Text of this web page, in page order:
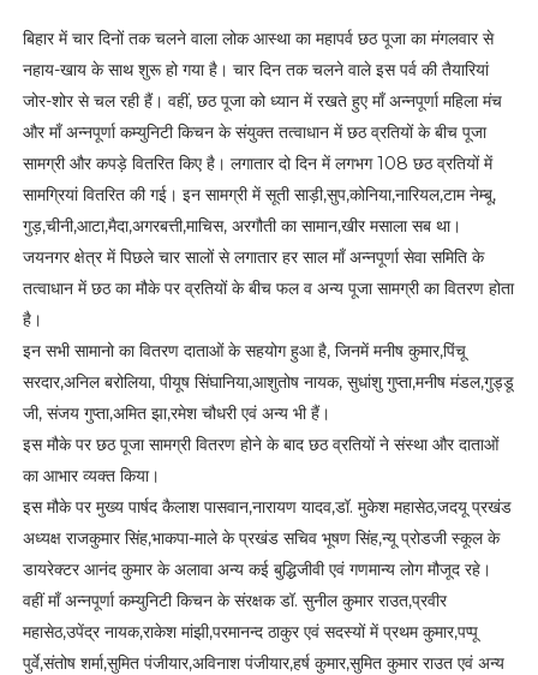
बिहार में चार दिनों तक चलने वाला लोक आस्था का महापर्व छठ पूजा का मंगलवार से
नहाय-खाय के साथ शुरू हो गया है। चार दिन तक चलने वाले इस पर्व की तैयारियां
जोर-शोर से चल रही हैं। वहीं, छठ पूजा को ध्यान में रखते हुए माँ अन्नपूर्णा महिला मंच
और माँ अन्नपूर्णा कम्युनिटी किचन के संयुक्त तत्वाधान में छठ व्रतियों के बीच पूजा
सामग्री और कपड़े वितरित किए है। लगातार दो दिन में लगभग 108 छठ व्रतियों में
सामग्रियां वितरित की गई। इन सामग्री में सूती साड़ी,सुप,कोनिया,नारियल,टाम नेम्बू,
गुड़,चीनी,आटा,मैदा,अगरबत्ती,माचिस, अरगौती का सामान,खीर मसाला सब था।
जयनगर क्षेत्र में पिछले चार सालों से लगातार हर साल माँ अन्नपूर्णा सेवा समिति के
तत्वाधान में छठ का मौके पर व्रतियों के बीच फल व अन्य पूजा सामग्री का वितरण होता
है।
इन सभी सामानो का वितरण दाताओं के सहयोग हुआ है, जिनमें मनीष कुमार,पिंचू
सरदार,अनिल बरोलिया, पीयूष सिंघानिया,आशुतोष नायक, सुधांशु गुप्ता,मनीष मंडल,गुड्डू
जी, संजय गुप्ता,अमित झा,रमेश चौधरी एवं अन्य भी हैं।
इस मौके पर छठ पूजा सामग्री वितरण होने के बाद छठ व्रतियों ने संस्था और दाताओं
का आभार व्यक्त किया।
इस मौके पर मुख्य पार्षद कैलाश पासवान,नारायण यादव,डॉ. मुकेश महासेठ,जदयू प्रखंड
अध्यक्ष राजकुमार सिंह,भाकपा-माले के प्रखंड सचिव भूषण सिंह,न्यू प्रोडजी स्कूल के
डायरेक्टर आनंद कुमार के अलावा अन्य कई बुद्धिजीवी एवं गणमान्य लोग मौजूद रहे।
वहीं माँ अन्नपूर्णा कम्युनिटी किचन के संरक्षक डॉ. सुनील कुमार राउत,प्रवीर
महासेठ,उपेंद्र नायक,राकेश मांझी,परमानन्द ठाकुर एवं सदस्यों में प्रथम कुमार,पप्पू
पुर्वे,संतोष शर्मा,सुमित पंजीयार,अविनाश पंजीयार,हर्ष कुमार,सुमित कुमार राउत एवं अन्य